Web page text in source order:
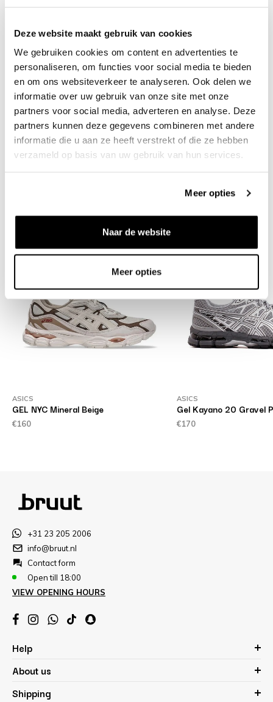
Deze website maakt gebruik van cookies
We gebruiken cookies om content en advertenties te
personaliseren, om functies voor social media te bieden
en om ons websiteverkeer te analyseren. Ook delen we
informatie over uw gebruik van onze site met onze
partners voor social media, adverteren en analyse. Deze
partners kunnen deze gegevens combineren met andere
informatie die u aan ze heeft verstrekt of die ze hebben
verzameld op basis van uw gebruik van hun services.
Meer opties
Naar de website
Meer opties
Need help?We're glad to help
info@bruut.nl Live chat Whatsapp
About this product
Related products
ASICS
GEL NYC Mineral Beige
€160
ASICS
Gel Kayano 20 Gravel
€170
+31 23 205 2006
info@bruut.nl
Contact form
Open till 18:00
VIEW OPENING HOURS
Help
About us
Shipping